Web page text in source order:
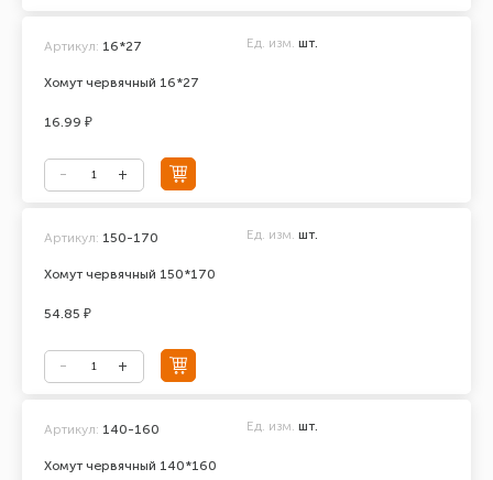
Хомут червячный 16*27
Артикул: 16*27 Ед. изм. шт.
16.99 ₽
Хомут червячный 150*170
Артикул: 150-170 Ед. изм. шт.
54.85 ₽
Хомут червячный 140*160
Артикул: 140-160 Ед. изм. шт.